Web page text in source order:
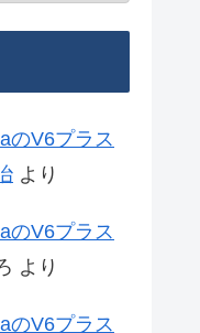
のV6プラス
より
のV6プラス
より
のV6プラス